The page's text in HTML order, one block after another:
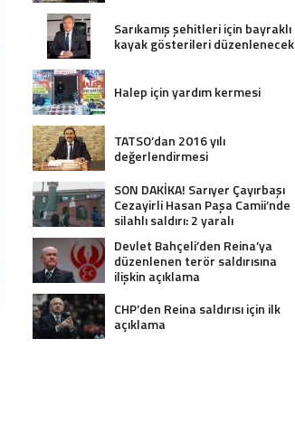
Sarıkamış şehitleri için bayraklı
kayak gösterileri düzenlenecek
Halep için yardım kermesi
TATSO’dan 2016 yılı
değerlendirmesi
SON DAKİKA! Sarıyer Çayırbaşı
Cezayirli Hasan Paşa Camii’nde
silahlı saldırı: 2 yaralı
Devlet Bahçeli’den Reina’ya
düzenlenen terör saldırısına
ilişkin açıklama
CHP’den Reina saldırısı için ilk
açıklama